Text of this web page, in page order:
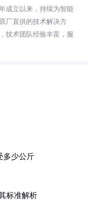
成立以来，持续为智能
厂直供的技术解决方
技术团队经验丰富，服
多少公斤
标准解析